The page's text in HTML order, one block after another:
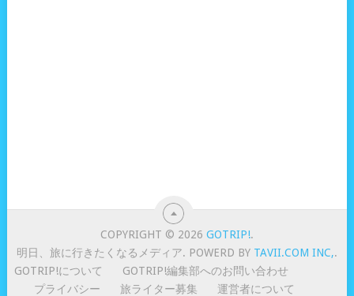
COPYRIGHT © 2026GOTRIP!.
明日、旅に行きたくなるメディア. POWERD BY TAVII.COM INC,.
GOTRIP!について
GOTRIP!編集部へのお問い合わせ
プライバシー
旅ライター募集 運営者について